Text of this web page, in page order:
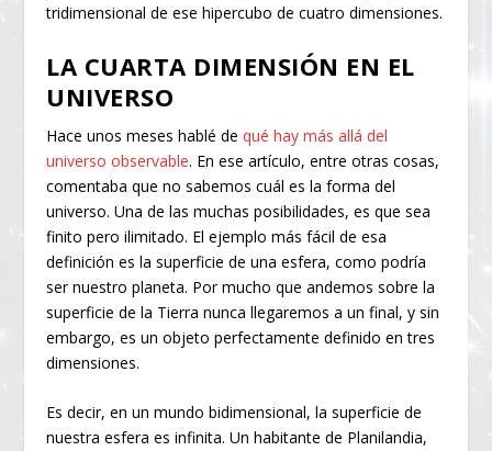
tridimensional de ese hipercubo de cuatro dimensiones.
LA CUARTA DIMENSIÓN EN EL
UNIVERSO
Hace unos meses hablé dequé hay más allá del
universo observable. En ese artículo, entre otras cosas,
comentaba que no sabemos cuál es la forma del
universo. Una de las muchas posibilidades, es que sea
finito pero ilimitado. El ejemplo más fácil de esa
definición es la superficie de una esfera, como podría
ser nuestro planeta. Por mucho que andemos sobre la
superficie de la Tierra nunca llegaremos a un final, y sin
embargo, es un objeto perfectamente definido en tres
dimensiones.
Es decir, en un mundo bidimensional, la superficie de
nuestra esfera es infinita. Un habitante de Planilandia,